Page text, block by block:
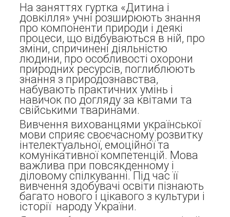
На заняттях гуртка «Дитина і
довкілля» учні розширюють знання
про компоненти природи і деякі
процеси, що відбуваються в ній, про
зміни, спричинені діяльністю
людини, про особливості охорони
природних ресурсів, поглиблюють
знання з природознавства,
набувають практичних умінь і
навичок по догляду за квітами та
свійськими тваринами.
Вивчення вихованцями української
мови сприяє своєчасному розвитку
інтелектуальної, емоційної та
комунікативної компетенцій. Мова
важлива при повсякденному і
діловому спілкуванні. Під час її
вивчення здобувачі освіти пізнають
багато нового і цікавого з культури і
історії народу України.